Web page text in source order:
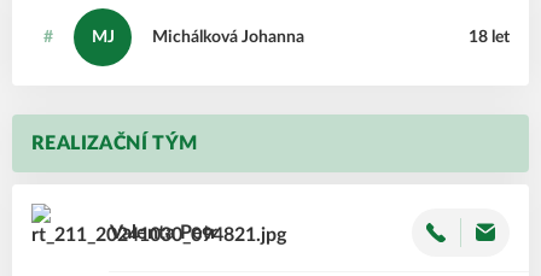
REALIZAČNÍ TÝM
Petr
Valenta
# MJ Johanna
Michálková 18 let